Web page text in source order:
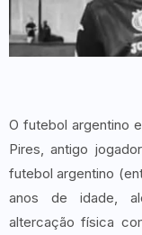
O futebol argentino
Pires, antigo
futebol argentino
anos de idade,
altercação física